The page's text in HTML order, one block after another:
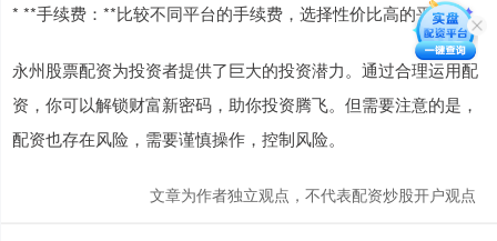
* **手续费：**比较不同平台的手续费，选择性价比高的平台。
永州股票配资为投资者提供了巨大的投资潜力。通过合理运用配
资，你可以解锁财富新密码，助你投资腾飞。但需要注意的是，
配资也存在风险，需要谨慎操作，控制风险。
文章为作者独立观点，不代表配资炒股开户观点